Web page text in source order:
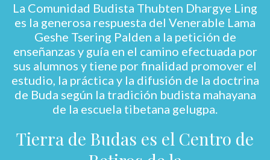
La Comunidad Budista Thubten Dhargye Ling
es la generosa respuesta del Venerable Lama
Geshe Tsering Palden a la petición de
enseñanzas y guía en el camino efectuada por
sus alumnos y tiene por finalidad promover el
estudio, la práctica y la difusión de la doctrina
de Buda según la tradición budista mahayana
de la escuela tibetana gelugpa.
Tierra de Budas es el Centro de